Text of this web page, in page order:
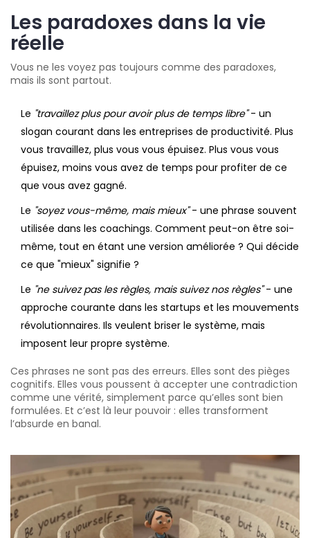
Les paradoxes dans la vie
réelle
Vous ne les voyez pas toujours comme des paradoxes,
mais ils sont partout.
Le "travaillez plus pour avoir plus de temps libre"- un
slogan courant dans les entreprises de productivité. Plus
vous travaillez, plus vous vous épuisez. Plus vous vous
épuisez, moins vous avez de temps pour profiter de ce
que vous avez gagné.
Le "soyez vous-même, mais mieux"- une phrase souvent
utilisée dans les coachings. Comment peut-on être soi-
même, tout en étant une version améliorée ? Qui décide
ce que "mieux" signifie ?
Le "ne suivez pas les règles, mais suivez nos règles"- une
approche courante dans les startups et les mouvements
révolutionnaires. Ils veulent briser le système, mais
imposent leur propre système.
Ces phrases ne sont pas des erreurs. Elles sont des pièges
cognitifs. Elles vous poussent à accepter une contradiction
comme une vérité, simplement parce qu’elles sont bien
formulées. Et c’est là leur pouvoir : elles transforment
l’absurde en banal.